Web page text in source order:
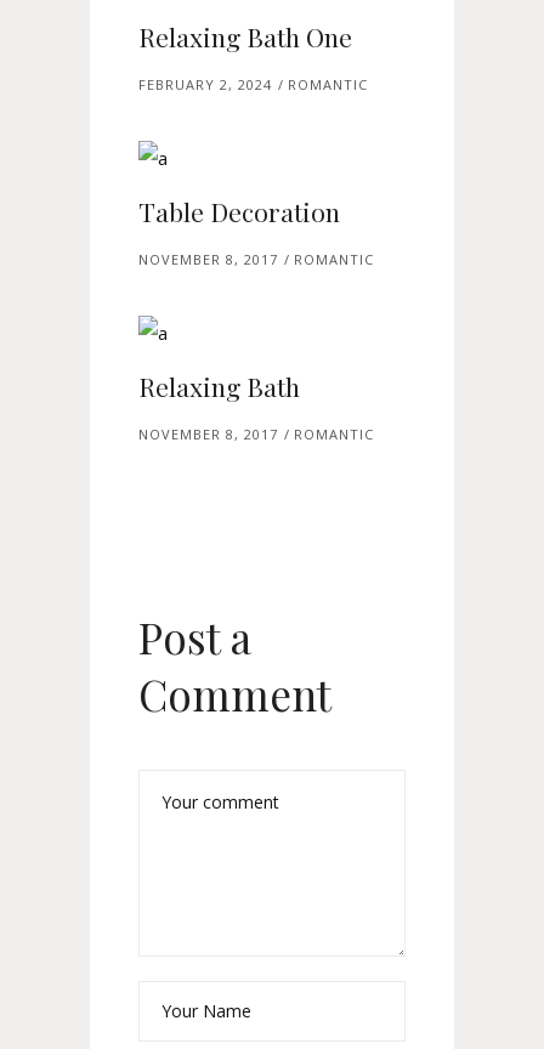
Relaxing Bath One
FEBRUARY 2, 2024 ROMANTIC
Table Decoration
NOVEMBER 8, 2017 ROMANTIC
Relaxing Bath
NOVEMBER 8, 2017 ROMANTIC
Post a
Comment